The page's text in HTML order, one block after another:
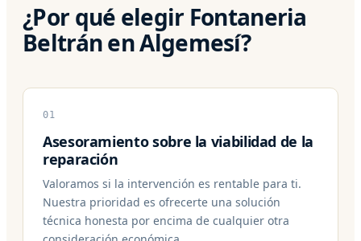
¿Por qué elegir Fontaneria
Beltrán en Algemesí?
01
Asesoramiento sobre la viabilidad de la
reparación
Valoramos si la intervención es rentable para ti.
Nuestra prioridad es ofrecerte una solución
técnica honesta por encima de cualquier otra